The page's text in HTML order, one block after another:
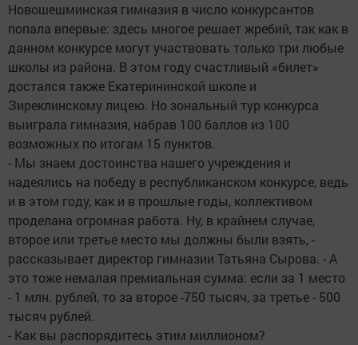
Новошешминская гимназия в число конкурсантов
попала впервые: здесь многое решает жребий, так как в
данном конкурсе могут участвовать только три любые
школы из района. В этом году счастливый «билет»
достался также Екатерининской школе и
Зиреклинскому лицею. Но зональный тур конкурса
выиграла гимназия, набрав 100 баллов из 100
возможных по итогам 15 пунктов.
- Мы знаем достоинства нашего учреждения и
надеялись на победу в республиканском конкурсе, ведь
и в этом году, как и в прошлые годы, коллективом
проделана огромная работа. Ну, в крайнем случае,
второе или третье место мы должны были взять, -
рассказывает директор гимназии Татьяна Сырова. - А
это тоже немалая премиальная сумма: если за 1 место
- 1 млн. рублей, то за второе -750 тысяч, за третье - 500
тысяч рублей.
- Как вы распорядитесь этим миллионом?